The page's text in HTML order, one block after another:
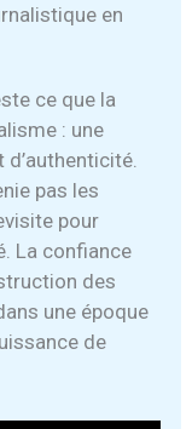
en
ce que la
: une
pas les
pour
La confiance
des
une époque
de